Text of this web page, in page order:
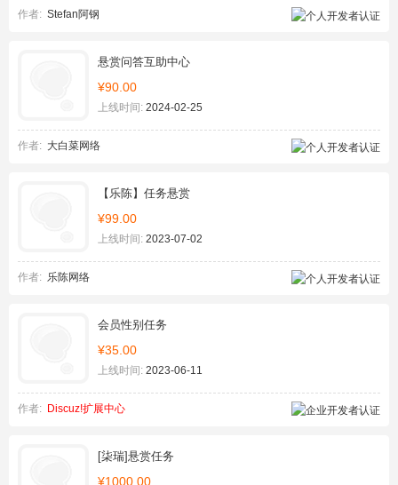
作者: Stefan阿钢
悬赏问答互助中心
¥90.00
上线时间: 2024-02-25
作者: 大白菜网络
【乐陈】任务悬赏
¥99.00
上线时间: 2023-07-02
作者: 乐陈网络
会员性别任务
¥35.00
上线时间: 2023-06-11
作者: Discuz!扩展中心
[柒瑞]悬赏任务
¥1000.00